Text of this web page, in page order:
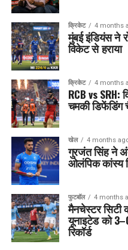
क्रिकेट 4 months
मुंबई इंडियंस ने
विकेट से हराया
क्रिकेट 4 months
RCB vs SRH:
चमकी
खेल 4 months
गुरजंत सिंह ने
ओलंपिक कांस्य
फुटबॉल 4 months
मैनचेस्टर सिटी
यूनाइटेड को
रिकॉर्ड